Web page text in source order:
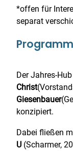
*offen für
separat
Der Jahres-
Christ
Giesenbauer
konzipiert.
Dabei fließen
U (Scharmer,